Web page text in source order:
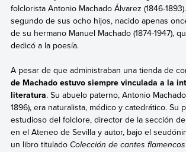
folclorista Antonio Machado Álvarez (1846-
segundo de sus ocho hijos, nacido apenas
de su hermano Manuel Machado (1874-1947),
dedicó a la poesía.
A pesar de que administraban una tienda de
de Machado estuvo siempre vinculada a la
literatura. Su abuelo paterno, Antonio
1896), era naturalista, médico y catedrático. Su
estudioso del folclore, director de la sección
en el Ateneo de Sevilla y autor, bajo el
un libro titulado Colección de cantes flamencos